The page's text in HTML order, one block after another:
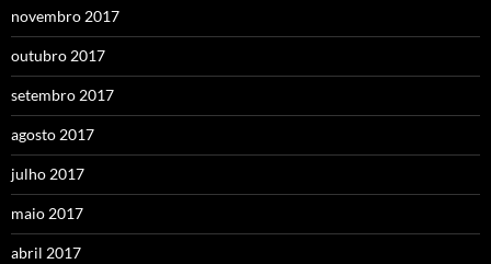
novembro 2017
outubro 2017
setembro 2017
agosto 2017
julho 2017
maio 2017
abril 2017